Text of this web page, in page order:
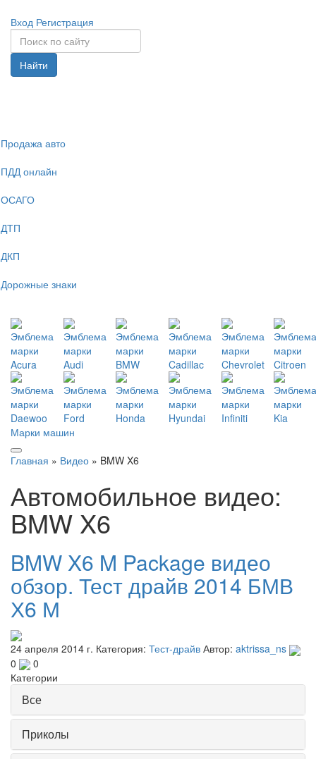
Вход Регистрация
Найти
Продажа авто
ПДД онлайн
ОСАГО
ДТП
ДКП
Дорожные знаки
Марки машин
Главная » Видео » BMW X6
Автомобильное видео:
BMW X6
BMW X6 M Package видео
обзор. Тест драйв 2014 БМВ
Х6 М
24 апреля 2014 г. Категория: Тест-драйв Автор: aktrissa_ns
0
0
Категории
Все
Приколы